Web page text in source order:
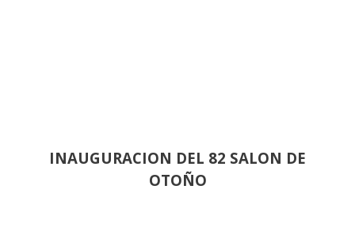
INAUGURACION DEL 82 SALON DE
OTOÑO